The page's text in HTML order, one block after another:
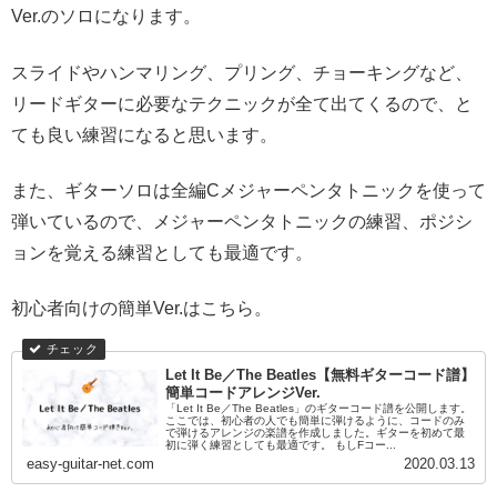
Ver.のソロになります。
スライドやハンマリング、プリング、チョーキングなど、
リードギターに必要なテクニックが全て出てくるので、と
ても良い練習になると思います。
また、ギターソロは全編Cメジャーペンタトニックを使って
弾いているので、メジャーペンタトニックの練習、ポジシ
ョンを覚える練習としても最適です。
初心者向けの簡単Ver.はこちら。
Let It Be／The Beatles【無料ギターコード譜】
簡単コードアレンジVer.
「Let It Be／The Beatles」のギターコード譜を公開します。
ここでは、初心者の人でも簡単に弾けるように、コードのみ
で弾けるアレンジの楽譜を作成しました。ギターを初めて最
初に弾く練習としても最適です。 もしFコー...
easy-guitar-net.com 2020.03.13